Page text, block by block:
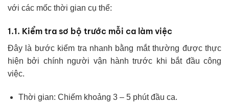
với các mốc thời gian cụ thể:
1.1. Kiểm tra sơ bộ trước mỗi ca làm việc
Đây là bước kiểm tra nhanh bằng mắt thường được thực
hiện bởi chính người vận hành trước khi bắt đầu công
việc.
Thời gian: Chiếm khoảng 3 – 5 phút đầu ca.